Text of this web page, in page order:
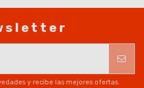
y recibe las mejores ofertas.